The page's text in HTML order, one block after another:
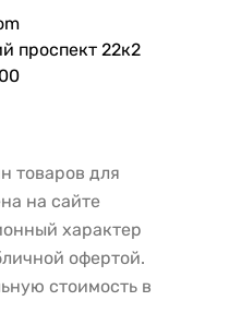
проспект 22к2
товаров для
на сайте
характер
офертой.
стоимость в